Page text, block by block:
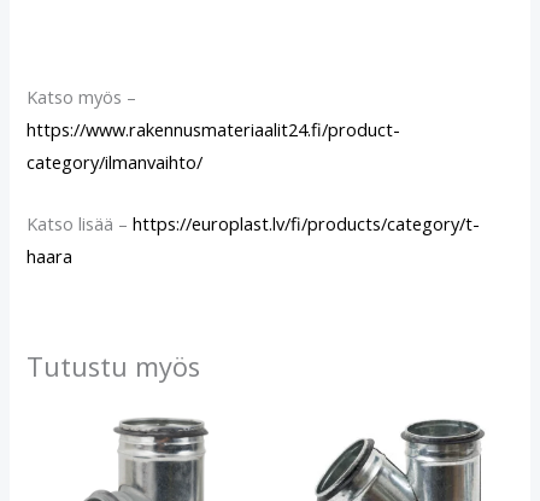
Katso myös –
https://www.rakennusmateriaalit24.fi/product-
category/ilmanvaihto/
Katso lisää –https://europlast.lv/fi/products/category/t-
haara
Tutustu myös